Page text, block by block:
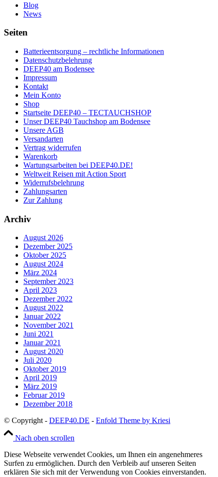
Blog
News
Seiten
Batterieentsorgung – rechtliche Informationen
Datenschutzbelehrung
DEEP40 am Bodensee
Impressum
Kontakt
Mein Konto
Shop
Startseite DEEP40 – TECTAUCHSHOP
Unser DEEP40 Tauchshop am Bodensee
Unsere AGB
Versandarten
Vertrag widerrufen
Warenkorb
Wartungsarbeiten bei DEEP40.DE!
Weltweit Reisen mit Action Sport
Widerrufsbelehrung
Zahlungsarten
Zur Zahlung
Archiv
August 2026
Dezember 2025
Oktober 2025
August 2024
März 2024
September 2023
April 2023
Dezember 2022
August 2022
Januar 2022
November 2021
Juni 2021
Januar 2021
August 2020
Juli 2020
Oktober 2019
April 2019
März 2019
Februar 2019
Dezember 2018
© Copyright - DEEP40.DE - Enfold Theme by Kriesi
Nach oben scrollen
Diese Webseite verwendet Cookies, um Ihnen ein angenehmeres
Surfen zu ermöglichen. Durch den Verbleib auf unseren Seiten
erklären Sie sich mit der Verwendung von Cookies einverstanden.